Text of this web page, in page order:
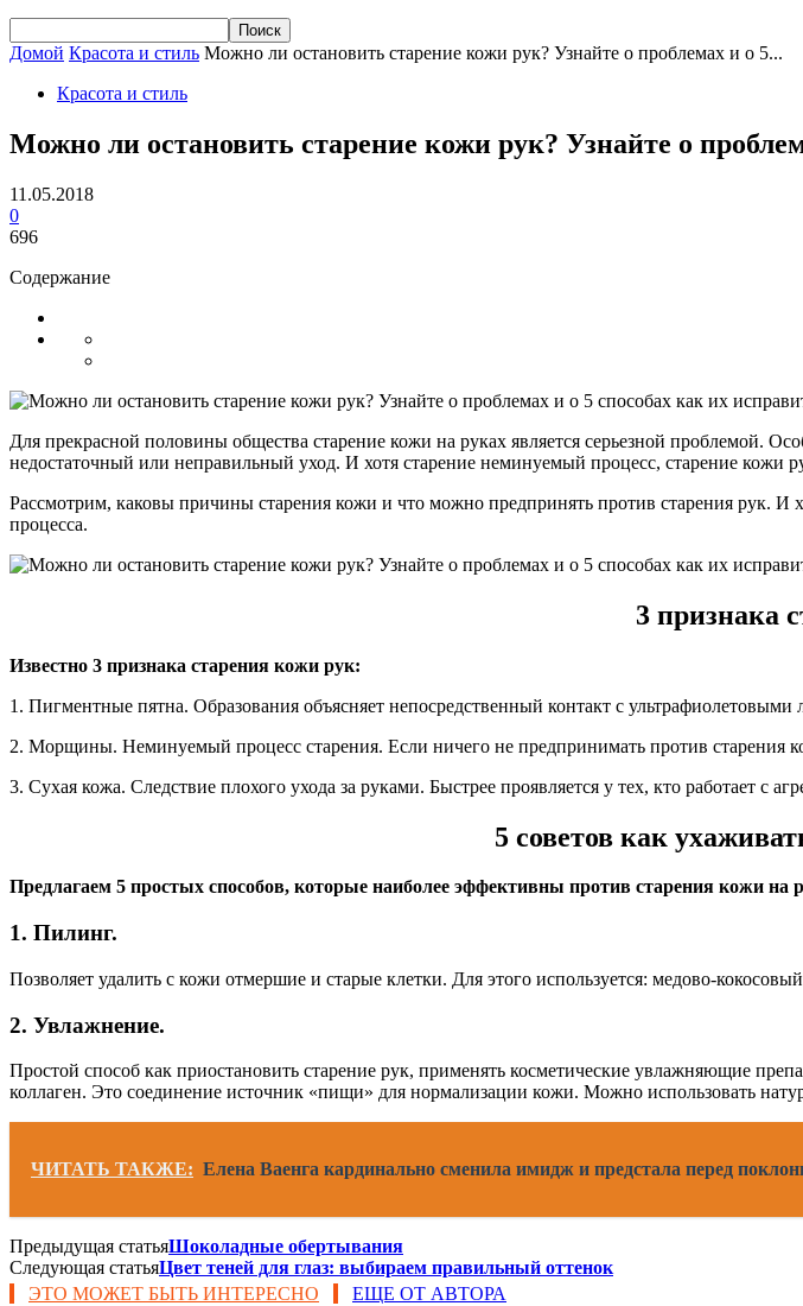
Домой Красота и стиль Можно ли остановить старение кожи рук? Узнайте о проблемах и о 5...
Красота и стиль
Можно ли остановить старение кожи рук? Узнайте о
11.05.2018
0
696
Содержание
Для прекрасной половины общества старение кожи на руках является серьезной проблемой.
недостаточный или неправильный уход. И хотя старение неминуемый процесс, старение кожи
Рассмотрим, каковы причины старения кожи и что можно предпринять против старения рук. И
процесса.
3 признака
Известно 3 признака старения кожи рук:
1. Пигментные пятна. Образования объясняет непосредственный контакт с ультрафиолетовыми
2. Морщины. Неминуемый процесс старения. Если ничего не предпринимать против старения
3. Сухая кожа. Следствие плохого ухода за руками. Быстрее проявляется у тех, кто работает с
5 советов как
Предлагаем 5 простых способов, которые наиболее эффективны против старения кожи на
1. Пилинг.
Позволяет удалить с кожи отмершие и старые клетки. Для этого используется: медово-
2. Увлажнение.
Простой способ как приостановить старение рук, применять косметические увлажняющие
коллаген. Это соединение источник «пищи» для нормализации кожи. Можно использовать
ЧИТАТЬ ТАКЖЕ: Елена Ваенга кардинально сменила имидж и предстала перед
Предыдущая статьяШоколадные обертывания
Следующая статьяЦвет теней для глаз: выбираем правильный оттенок
ЭТО МОЖЕТ БЫТЬ ИНТЕРЕСНО
ЕЩЕ ОТ АВТОРА